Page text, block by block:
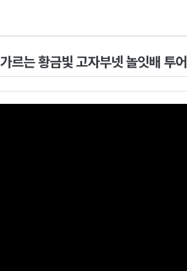
르는 황금빛 고자부넷 놀잇배 투어